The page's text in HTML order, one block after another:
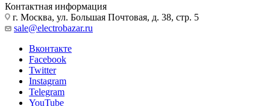
Контактная информация
г. Москва, ул. Большая Почтовая, д. 38, стр. 5
sale@electrobazar.ru
Вконтакте
Facebook
Twitter
Instagram
Telegram
YouTube